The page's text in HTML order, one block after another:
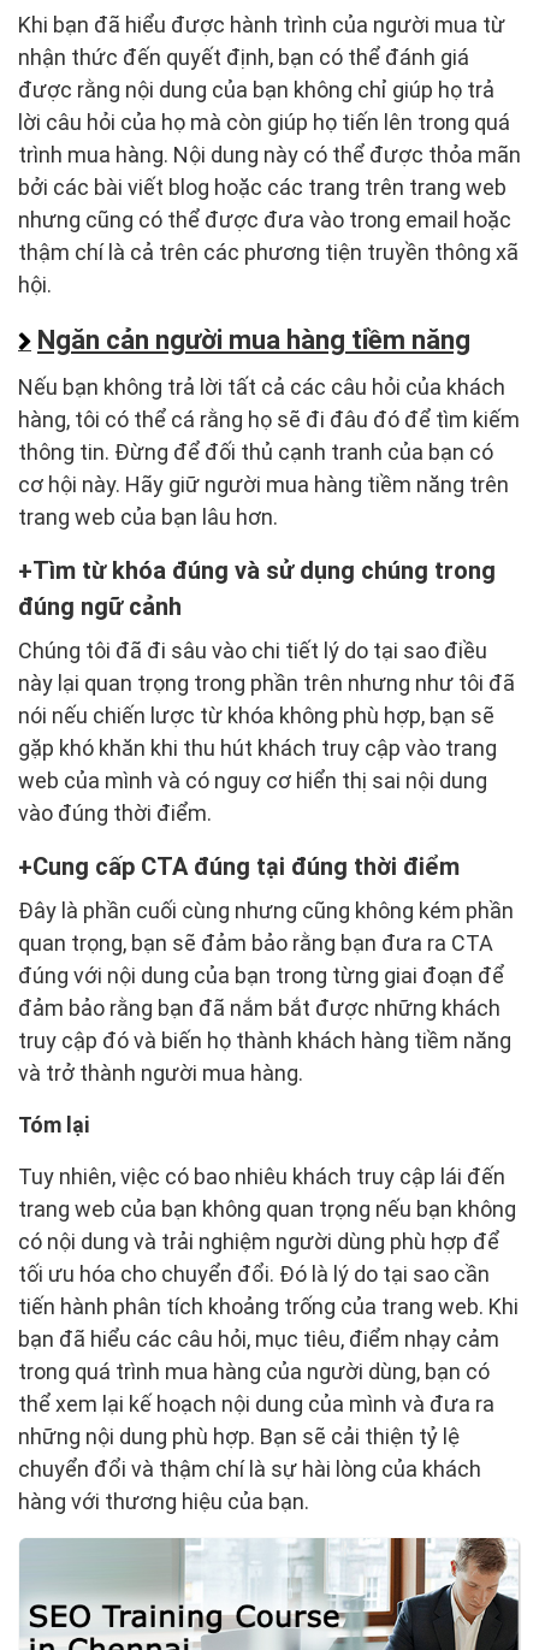
Khi bạn đã hiểu được hành trình của người mua từ
nhận thức đến quyết định, bạn có thể đánh giá
được rằng nội dung của bạn không chỉ giúp họ trả
lời câu hỏi của họ mà còn giúp họ tiến lên trong quá
trình mua hàng. Nội dung này có thể được thỏa mãn
bởi các bài viết blog hoặc các trang trên trang web
nhưng cũng có thể được đưa vào trong email hoặc
thậm chí là cả trên các phương tiện truyền thông xã
hội.
Ngăn cản người mua hàng tiềm năng
Nếu bạn không trả lời tất cả các câu hỏi của khách
hàng, tôi có thể cá rằng họ sẽ đi đâu đó để tìm kiếm
thông tin. Đừng để đối thủ cạnh tranh của bạn có
cơ hội này. Hãy giữ người mua hàng tiềm năng trên
trang web của bạn lâu hơn.
Tìm từ khóa đúng và sử dụng chúng trong
đúng ngữ cảnh
Chúng tôi đã đi sâu vào chi tiết lý do tại sao điều
này lại quan trọng trong phần trên nhưng như tôi đã
nói nếu chiến lược từ khóa không phù hợp, bạn sẽ
gặp khó khăn khi thu hút khách truy cập vào trang
web của mình và có nguy cơ hiển thị sai nội dung
vào đúng thời điểm.
Cung cấp CTA đúng tại đúng thời điểm
Đây là phần cuối cùng nhưng cũng không kém phần
quan trọng, bạn sẽ đảm bảo rằng bạn đưa ra CTA
đúng với nội dung của bạn trong từng giai đoạn để
đảm bảo rằng bạn đã nắm bắt được những khách
truy cập đó và biến họ thành khách hàng tiềm năng
và trở thành người mua hàng.
Tóm lại
Tuy nhiên, việc có bao nhiêu khách truy cập lái đến
trang web của bạn không quan trọng nếu bạn không
có nội dung và trải nghiệm người dùng phù hợp để
tối ưu hóa cho chuyển đổi. Đó là lý do tại sao cần
tiến hành phân tích khoảng trống của trang web. Khi
bạn đã hiểu các câu hỏi, mục tiêu, điểm nhạy cảm
trong quá trình mua hàng của người dùng, bạn có
thể xem lại kế hoạch nội dung của mình và đưa ra
những nội dung phù hợp. Bạn sẽ cải thiện tỷ lệ
chuyển đổi và thậm chí là sự hài lòng của khách
hàng với thương hiệu của bạn.